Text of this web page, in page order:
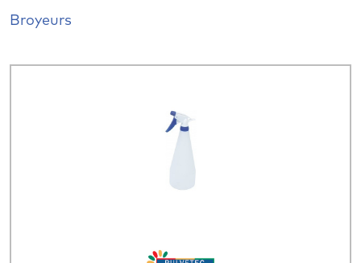
Broyeurs